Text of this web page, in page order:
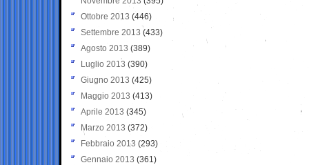
Ottobre 2013 (446)
Settembre 2013 (433)
Agosto 2013 (389)
Luglio 2013 (390)
Giugno 2013 (425)
Maggio 2013 (413)
Aprile 2013 (345)
Marzo 2013 (372)
Febbraio 2013 (293)
Gennaio 2013 (361)